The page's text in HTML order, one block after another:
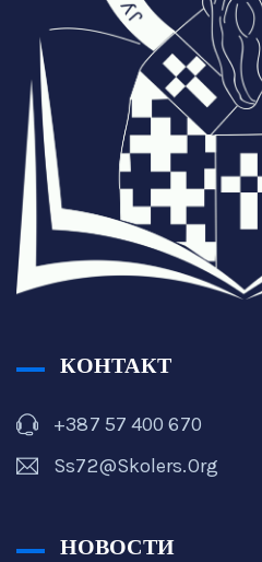
КОНТАКТ
+387 57 400 670
Ss72@skolers.org
НОВОСТИ